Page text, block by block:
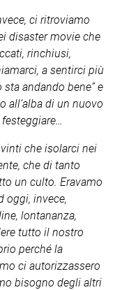
ci ritroviamo
disaster movie che
rinchiusi,
a sentirci più
andando bene” e
all’alba di un nuovo
che isolarci nei
che di tanto
un culto. Eravamo
oggi, invece,
lontananza,
tutto il nostro
perché la
ci autorizzassero
bisogno degli altri